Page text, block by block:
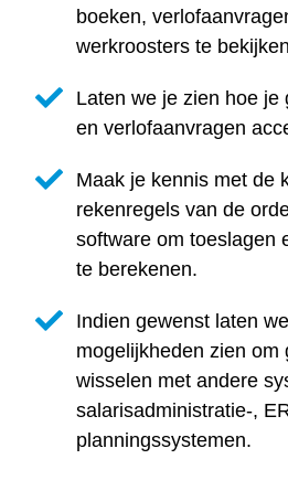
boeken,
werkroosters te
Laten we je zien hoe je
en verlofaanvragen
Maak je kennis met de
rekenregels van de
software om toeslagen
te berekenen.
Indien gewenst laten
mogelijkheden zien om
wisselen met andere
salarisadministratie-,
planningssystemen.